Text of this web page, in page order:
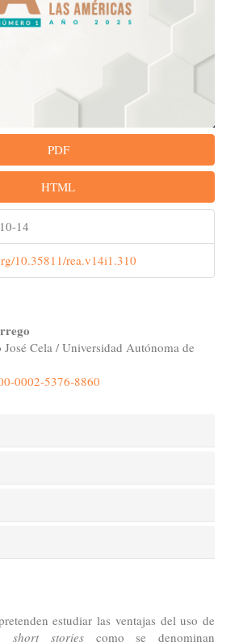
PDF
HTML
14
10.35811/rea.v14i1.310
Cela / Universidad Autónoma de
0002-5376-8860
estudiar las ventajas del uso de
short stories como se denominan